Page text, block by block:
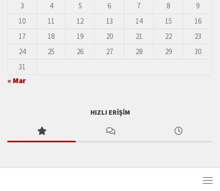
3
4 5 6 7 8
9
10
11 12 13 14 15
16
17
18 19 20 21 22
23
24
25 26 27 28 29
30
31
« Mar
HIZLI ERIŞIM